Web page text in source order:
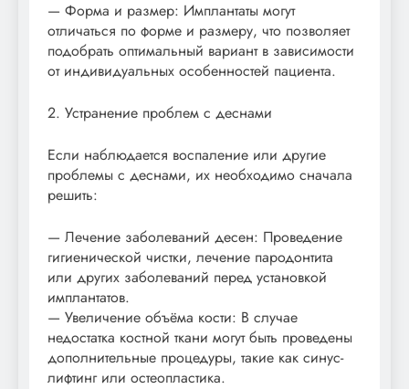
— Форма и размер: Имплантаты могут
отличаться по форме и размеру, что позволяет
подобрать оптимальный вариант в зависимости
от индивидуальных особенностей пациента.
2. Устранение проблем с деснами
Если наблюдается воспаление или другие
проблемы с деснами, их необходимо сначала
решить:
— Лечение заболеваний десен: Проведение
гигиенической чистки, лечение пародонтита
или других заболеваний перед установкой
имплантатов.
— Увеличение объёма кости: В случае
недостатка костной ткани могут быть проведены
дополнительные процедуры, такие как синус-
лифтинг или остеопластика.